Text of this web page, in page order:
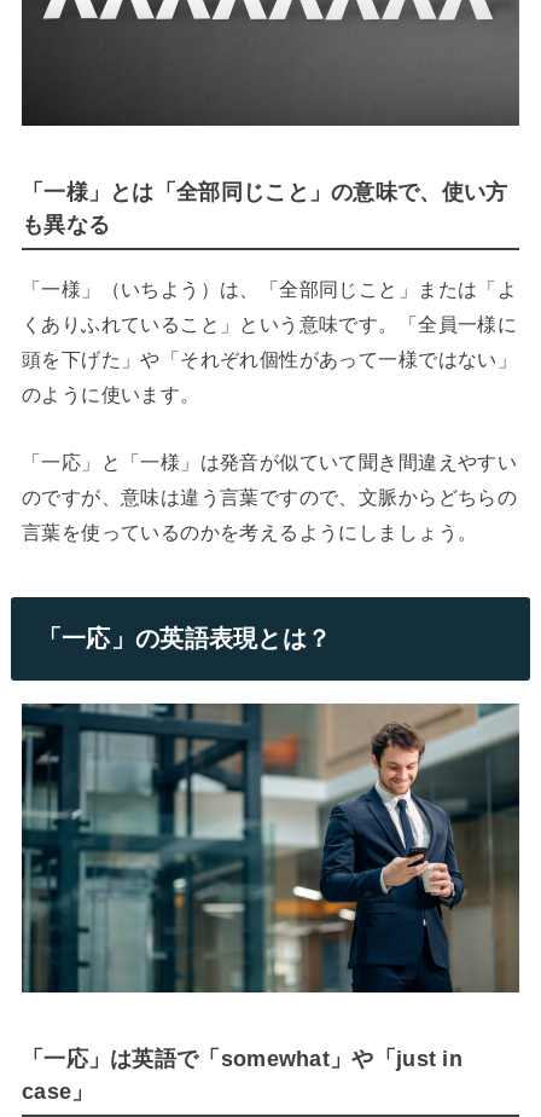
「一様」とは「全部同じこと」の意味で、使い方
も異なる
「一様」（いちよう）は、「全部同じこと」または「よ
くありふれていること」という意味です。「全員一様に
頭を下げた」や「それぞれ個性があって一様ではない」
のように使います。
「一応」と「一様」は発音が似ていて聞き間違えやすい
のですが、意味は違う言葉ですので、文脈からどちらの
言葉を使っているのかを考えるようにしましょう。
「一応」の英語表現とは？
「一応」は英語で「somewhat」や「just in
case」